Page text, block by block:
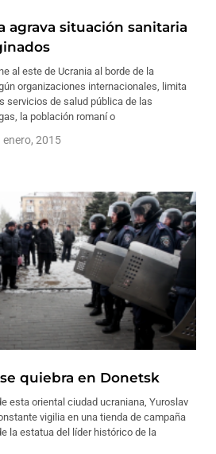
agrava situación sanitaria
al este de Ucrania al borde de la
organizaciones internacionales, limita
servicios de salud pública de las
la población romaní o
enero, 2015
quiebra en Donetsk
esta oriental ciudad ucraniana, Yuroslav
vigilia en una tienda de campaña
la estatua del líder histórico de la